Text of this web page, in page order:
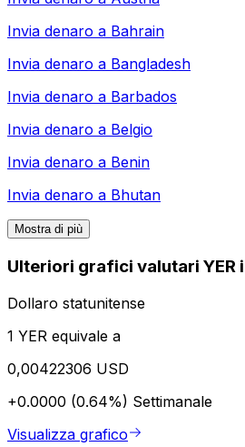
Invia denaro a Bahrain
Invia denaro a Bangladesh
Invia denaro a Barbados
Invia denaro a Belgio
Invia denaro a Benin
Invia denaro a Bhutan
Mostra di più
Ulteriori grafici valutari YER
Dollaro statunitense
1 YER equivale a
0,00422306 USD
+0.0000 (0.64%) Settimanale
Visualizza grafico